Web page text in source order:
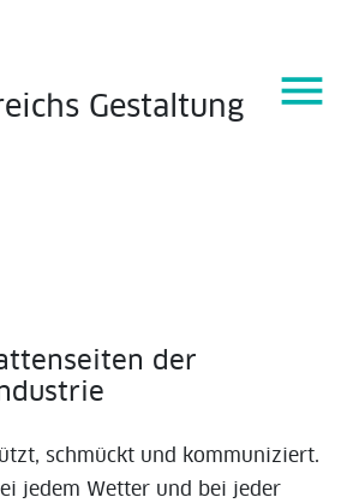
Gestaltung menu
der
schmückt und kommuniziert.
jedem Wetter und bei jeder